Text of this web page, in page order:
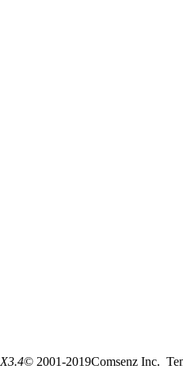
X3.4© 2001-2019Comsenz Inc.